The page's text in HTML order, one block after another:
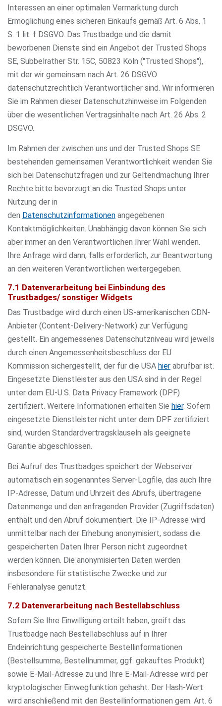
Interessen an einer optimalen Vermarktung durch
Ermöglichung eines sicheren Einkaufs gemäß Art. 6 Abs. 1
S. 1 lit. f DSGVO. Das Trustbadge und die damit
beworbenen Dienste sind ein Angebot der Trusted Shops
SE, Subbelrather Str. 15C, 50823 Köln ("Trusted Shops"),
mit der wir gemeinsam nach Art. 26 DSGVO
datenschutzrechtlich Verantwortlicher sind. Wir informieren
Sie im Rahmen dieser Datenschutzhinweise im Folgenden
über die wesentlichen Vertragsinhalte nach Art. 26 Abs. 2
DSGVO.
Im Rahmen der zwischen uns und der Trusted Shops SE
bestehenden gemeinsamen Verantwortlichkeit wenden Sie
sich bei Datenschutzfragen und zur Geltendmachung Ihrer
Rechte bitte bevorzugt an die Trusted Shops unter
Nutzung der in
den Datenschutzinformationen angegebenen
Kontaktmöglichkeiten. Unabhängig davon können Sie sich
aber immer an den Verantwortlichen Ihrer Wahl wenden.
Ihre Anfrage wird dann, falls erforderlich, zur Beantwortung
an den weiteren Verantwortlichen weitergegeben.
7.1 Datenverarbeitung bei Einbindung des
Trustbadges/ sonstiger Widgets
Das Trustbadge wird durch einen US-amerikanischen CDN-
Anbieter (Content-Delivery-Network) zur Verfügung
gestellt. Ein angemessenes Datenschutzniveau wird jeweils
durch einen Angemessenheitsbeschluss der EU
Kommission sichergestellt, der für die USA hier abrufbar ist.
Eingesetzte Dienstleister aus den USA sind in der Regel
unter dem EU-U.S. Data Privacy Framework (DPF)
zertifiziert. Weitere Informationen erhalten Sie hier. Sofern
eingesetzte Dienstleister nicht unter dem DPF zertifiziert
sind, wurden Standardvertragsklauseln als geeignete
Garantie abgeschlossen.
Bei Aufruf des Trustbadges speichert der Webserver
automatisch ein sogenanntes Server-Logfile, das auch Ihre
IP-Adresse, Datum und Uhrzeit des Abrufs, übertragene
Datenmenge und den anfragenden Provider (Zugriffsdaten)
enthält und den Abruf dokumentiert. Die IP-Adresse wird
unmittelbar nach der Erhebung anonymisiert, sodass die
gespeicherten Daten Ihrer Person nicht zugeordnet
werden können. Die anonymisierten Daten werden
insbesondere für statistische Zwecke und zur
Fehleranalyse genutzt.
7.2 Datenverarbeitung nach Bestellabschluss
Sofern Sie Ihre Einwilligung erteilt haben, greift das
Trustbadge nach Bestellabschluss auf in Ihrer
Endeinrichtung gespeicherte Bestellinformationen
(Bestellsumme, Bestellnummer, ggf. gekauftes Produkt)
sowie E-Mail-Adresse zu und Ihre E-Mail-Adresse wird per
kryptologischer Einwegfunktion gehasht. Der Hash-Wert
wird anschließend mit den Bestellinformationen gem. Art. 6